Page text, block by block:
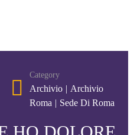
Category
Archivio | Archivio
Roma | Sede Di Roma